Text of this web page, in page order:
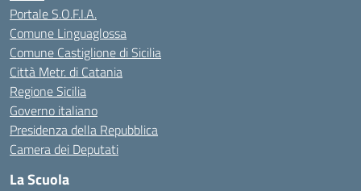
Portale S.O.F.I.A.
Comune Linguaglossa
Comune Castiglione di Sicilia
Città Metr. di Catania
Regione Sicilia
Governo italiano
Presidenza della Repubblica
Camera dei Deputati
La Scuola